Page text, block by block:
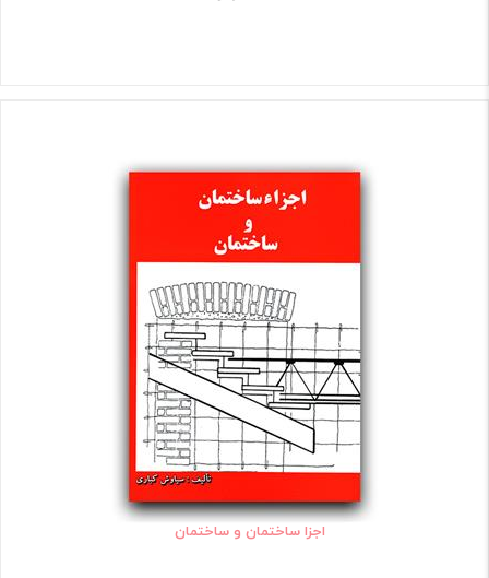
اجزا ساختمان و ساختمان